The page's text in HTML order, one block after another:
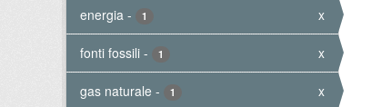
energia - 1 x
fonti fossili - 1 x
gas naturale - 1 x